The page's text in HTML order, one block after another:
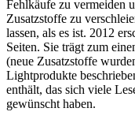
Fehlkäufe zu vermeiden
Zusatzstoffe zu
lassen, als es ist. 2012
Seiten. Sie trägt zum
(neue Zusatzstoffe
Lightprodukte
enthält, das sich viele
gewünscht haben.